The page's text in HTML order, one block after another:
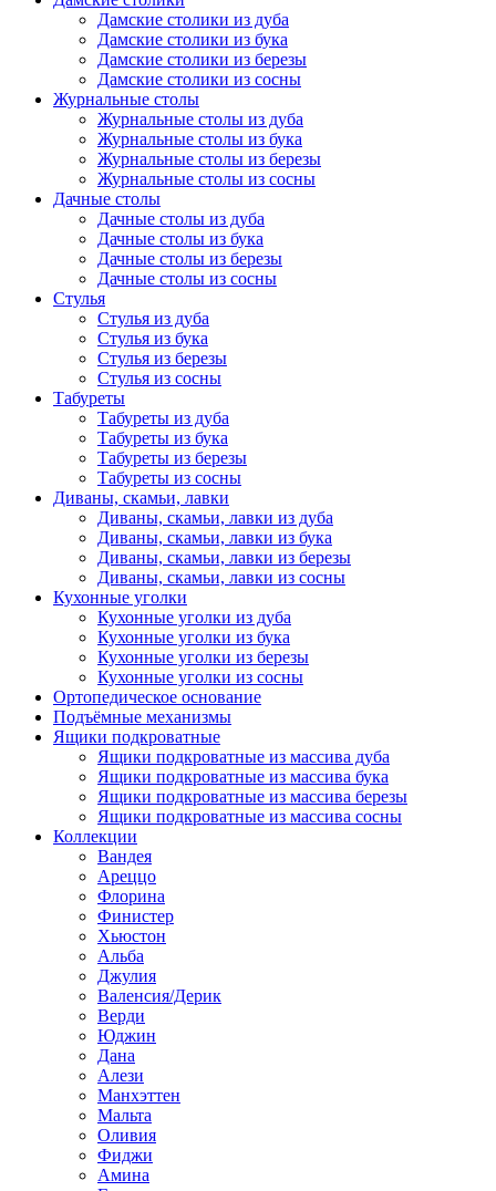
Дамские столики из дуба
Дамские столики из бука
Дамские столики из березы
Дамские столики из сосны
Журнальные столы
Журнальные столы из дуба
Журнальные столы из бука
Журнальные столы из березы
Журнальные столы из сосны
Дачные столы
Дачные столы из дуба
Дачные столы из бука
Дачные столы из березы
Дачные столы из сосны
Стулья
Стулья из дуба
Стулья из бука
Стулья из березы
Стулья из сосны
Табуреты
Табуреты из дуба
Табуреты из бука
Табуреты из березы
Табуреты из сосны
Диваны, скамьи, лавки
Диваны, скамьи, лавки из дуба
Диваны, скамьи, лавки из бука
Диваны, скамьи, лавки из березы
Диваны, скамьи, лавки из сосны
Кухонные уголки
Кухонные уголки из дуба
Кухонные уголки из бука
Кухонные уголки из березы
Кухонные уголки из сосны
Ортопедическое основание
Подъёмные механизмы
Ящики подкроватные
Ящики подкроватные из массива дуба
Ящики подкроватные из массива бука
Ящики подкроватные из массива березы
Ящики подкроватные из массива сосны
Коллекции
Вандея
Ареццо
Флорина
Финистер
Хьюстон
Альба
Джулия
Валенсия/Дерик
Верди
Юджин
Дана
Алези
Манхэттен
Мальта
Оливия
Фиджи
Амина